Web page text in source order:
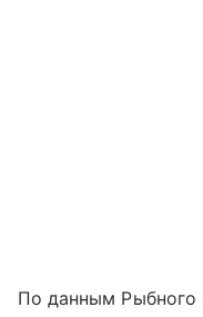
По данным Рыбного